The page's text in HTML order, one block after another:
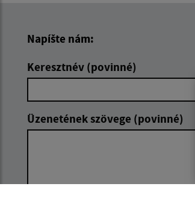
Napíšte nám:
Keresztnév (povinné)
Üzenetének szövege (povinné)